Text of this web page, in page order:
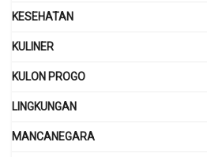
KESEHATAN
KULINER
KULON PROGO
LINGKUNGAN
MANCANEGARA